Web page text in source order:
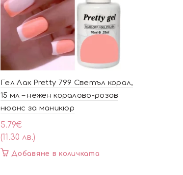
Гел Лак Pretty 799 Светъл корал,
15 мл – нежен коралово-розов
нюанс за маникюр
5.79€
(11.30 лв.)
Добавяне в количката